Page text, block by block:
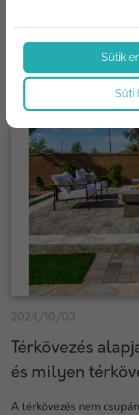
elkerülni, hogy a
2024/10/03
Térkövezés
és milyen
A térkövezés nem
Sütik
Süti